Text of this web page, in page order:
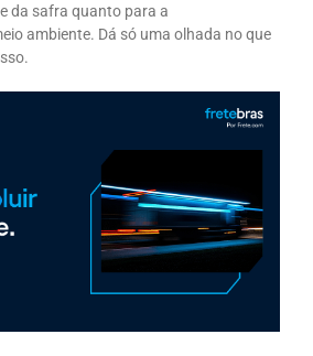
da safra quanto para a
ambiente. Dá só uma olhada no que